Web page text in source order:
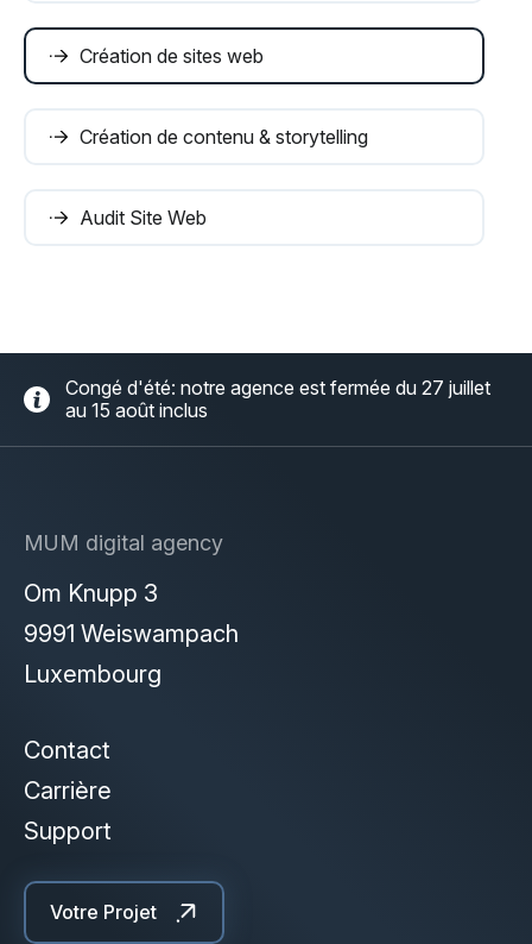
Création de sites web
Création de contenu & storytelling
Audit Site Web
Congé d'été: notre agence est fermée du 27 juillet
au 15 août inclus
MUM digital agency
Om Knupp 3
9991 Weiswampach
Luxembourg
Contact
Carrière
Support
Votre Projet